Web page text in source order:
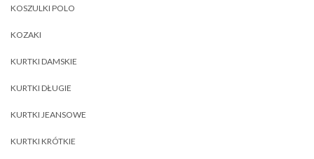
KOSZULKI POLO
KOZAKI
KURTKI DAMSKIE
KURTKI DŁUGIE
KURTKI JEANSOWE
KURTKI KRÓTKIE